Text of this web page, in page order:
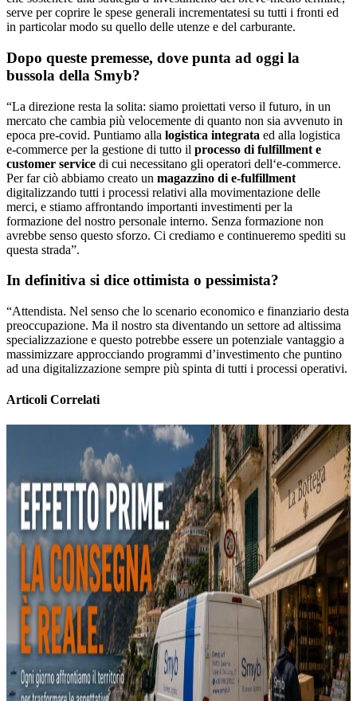
serve per coprire le spese generali incrementatesi su tutti i fronti ed
in particolar modo su quello delle utenze e del carburante.
Dopo queste premesse, dove punta ad oggi la
bussola della Smyb?
“La direzione resta la solita: siamo proiettati verso il futuro, in un
mercato che cambia più velocemente di quanto non sia avvenuto in
epoca pre-covid. Puntiamo alla logistica integrata ed alla logistica
e-commerce per la gestione di tutto il processo di fulfillment e
customer service di cui necessitano gli operatori dell‘e-commerce.
Per far ciò abbiamo creato un magazzino di e-fulfillment
digitalizzando tutti i processi relativi alla movimentazione delle
merci, e stiamo affrontando importanti investimenti per la
formazione del nostro personale interno. Senza formazione non
avrebbe senso questo sforzo. Ci crediamo e continueremo spediti su
questa strada”.
In definitiva si dice ottimista o pessimista?
“Attendista. Nel senso che lo scenario economico e finanziario desta
preoccupazione. Ma il nostro sta diventando un settore ad altissima
specializzazione e questo potrebbe essere un potenziale vantaggio a
massimizzare approcciando programmi d’investimento che puntino
ad una digitalizzazione sempre più spinta di tutti i processi operativi.
Articoli Correlati